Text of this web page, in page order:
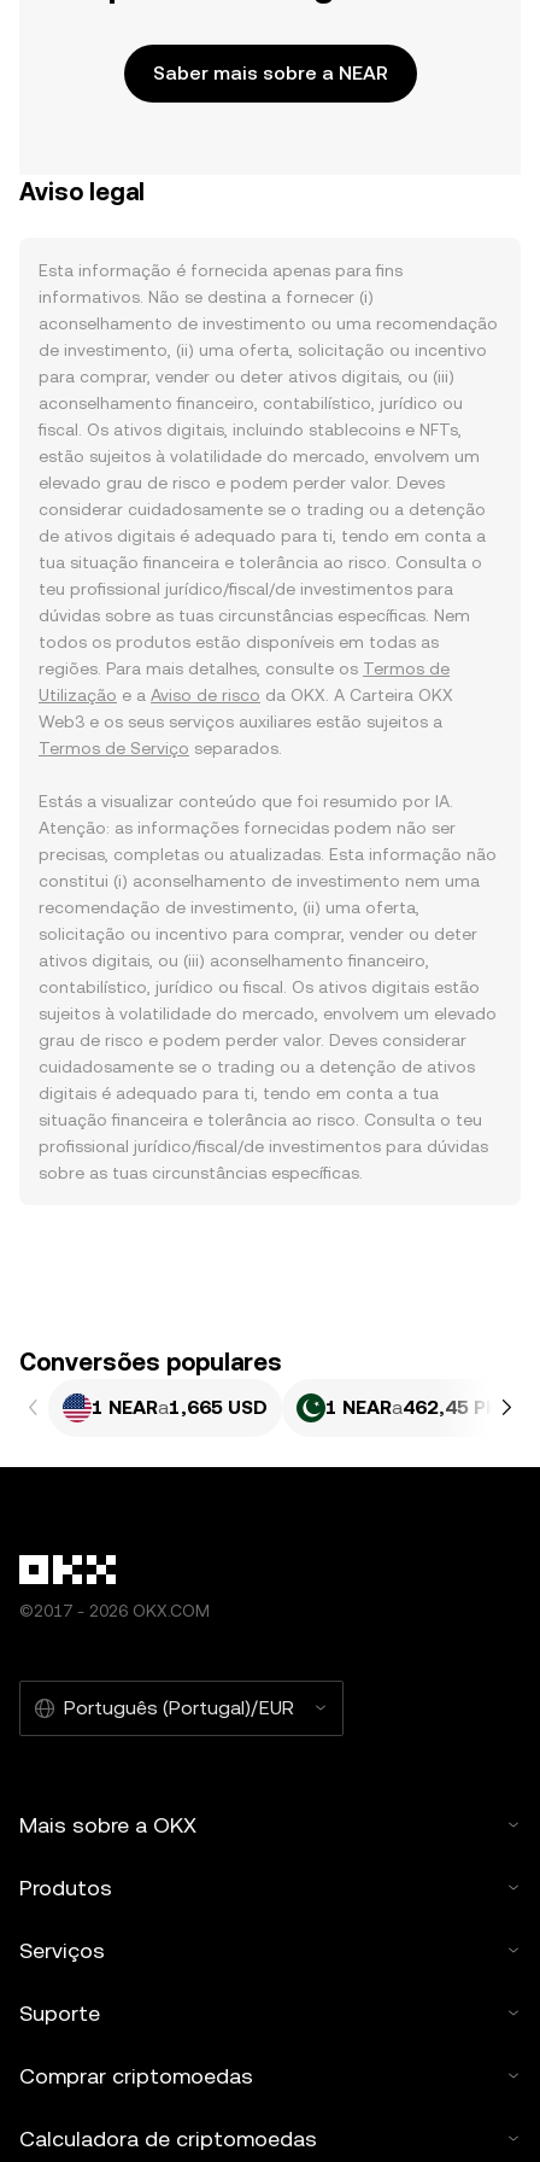
Saber mais sobre a NEAR
Aviso legal
Esta informação é fornecida apenas para fins
informativos. Não se destina a fornecer (i)
aconselhamento de investimento ou uma recomendação
de investimento, (ii) uma oferta, solicitação ou incentivo
para comprar, vender ou deter ativos digitais, ou (iii)
aconselhamento financeiro, contabilístico, jurídico ou
fiscal. Os ativos digitais, incluindo stablecoins e NFTs,
estão sujeitos à volatilidade do mercado, envolvem um
elevado grau de risco e podem perder valor. Deves
considerar cuidadosamente se o trading ou a detenção
de ativos digitais é adequado para ti, tendo em conta a
tua situação financeira e tolerância ao risco. Consulta o
teu profissional jurídico/fiscal/de investimentos para
dúvidas sobre as tuas circunstâncias específicas. Nem
todos os produtos estão disponíveis em todas as
regiões. Para mais detalhes, consulte os Termos de
Utilização e a Aviso de risco da OKX. A Carteira OKX
Web3 e os seus serviços auxiliares estão sujeitos a
Termos de Serviço separados.
Estás a visualizar conteúdo que foi resumido por IA.
Atenção: as informações fornecidas podem não ser
precisas, completas ou atualizadas. Esta informação não
constitui (i) aconselhamento de investimento nem uma
recomendação de investimento, (ii) uma oferta,
solicitação ou incentivo para comprar, vender ou deter
ativos digitais, ou (iii) aconselhamento financeiro,
contabilístico, jurídico ou fiscal. Os ativos digitais estão
sujeitos à volatilidade do mercado, envolvem um elevado
grau de risco e podem perder valor. Deves considerar
cuidadosamente se o trading ou a detenção de ativos
digitais é adequado para ti, tendo em conta a tua
situação financeira e tolerância ao risco. Consulta o teu
profissional jurídico/fiscal/de investimentos para dúvidas
sobre as tuas circunstâncias específicas.
Conversões populares
1 NEARa1,665 USD 1 NEARa462,45 PKR
©2017 - 2026 OKX.COM
Português (Portugal)/EUR
Mais sobre a OKX
Produtos
Serviços
Suporte
Comprar criptomoedas
Calculadora de criptomoedas